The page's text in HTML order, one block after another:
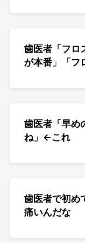
歯医者「フロ
が本番」「フ
歯医者「早め
ね」←これ
歯医者で初め
痛いんだな